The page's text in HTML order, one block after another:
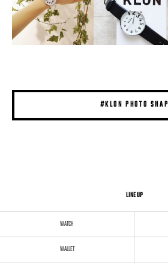
#KLON PHOTO SNAP
LINE UP
WATCH
WALLET